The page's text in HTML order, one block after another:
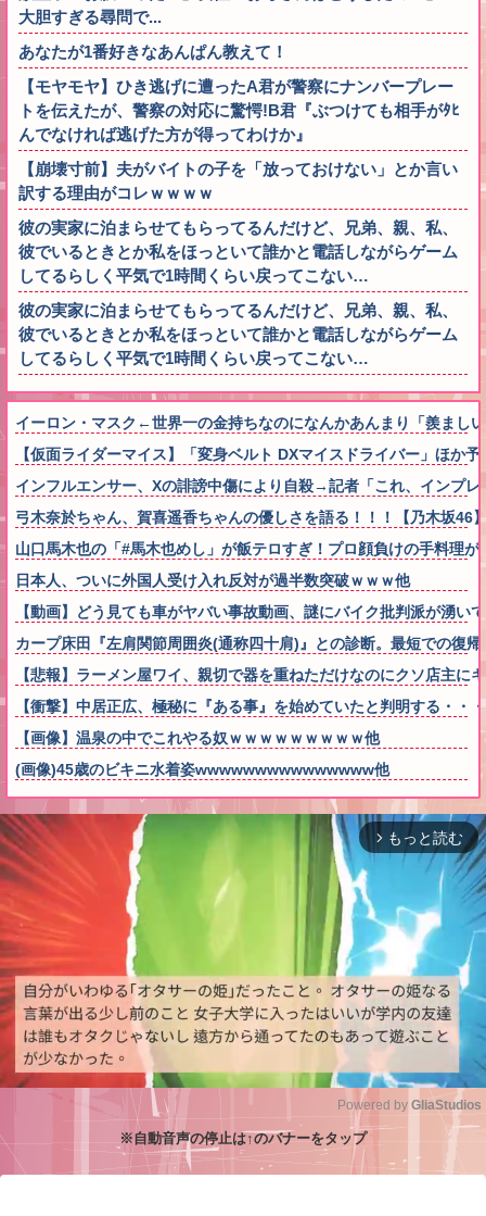
大胆すぎる尋問で...
あなたが1番好きなあんぱん教えて！
【モヤモヤ】ひき逃げに遭ったA君が警察にナンバープレー
トを伝えたが、警察の対応に驚愕!B君『ぶつけても相手がﾀﾋ
んでなければ逃げた方が得ってわけか』
【崩壊寸前】夫がバイトの子を「放っておけない」とか言い
訳する理由がコレｗｗｗｗ
彼の実家に泊まらせてもらってるんだけど、兄弟、親、私、
彼でいるときとか私をほっといて誰かと電話しながらゲーム
してるらしく平気で1時間くらい戻ってこない…
彼の実家に泊まらせてもらってるんだけど、兄弟、親、私、
彼でいるときとか私をほっといて誰かと電話しながらゲーム
してるらしく平気で1時間くらい戻ってこない…
イーロン・マスク←世界一の金持ちなのになんかあんまり「羨まし
【仮面ライダーマイス】「変身ベルト DXマイスドライバー」ほか
インフルエンサー、Xの誹謗中傷により自殺→記者「これ、インプ
弓木奈於ちゃん、賀喜遥香ちゃんの優しさを語る！！！【乃木坂46
山口馬木也の「#馬木也めし」が飯テロすぎ！プロ顔負けの手料理
日本人、ついに外国人受け入れ反対が過半数突破ｗｗｗ他
【動画】どう見ても車がヤバい事故動画、謎にバイク批判派が湧い
カープ床田『左肩関節周囲炎(通称四十肩)』との診断。最短での復帰
【悲報】ラーメン屋ワイ、親切で器を重ねただけなのにクソ店主
【衝撃】中居正広、極秘に『ある事』を始めていたと判明する・・
【画像】温泉の中でこれやる奴ｗｗｗｗｗｗｗｗｗ他
(画像)45歳のビキニ水着姿wwwwwwwwwwwwwww他
arrow_forward_ios もっと読む
Powered by GliaStudios
※自動音声の停止は↑のバナーをタップ